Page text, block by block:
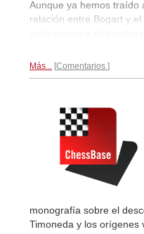
Aunque ya hemos traído
relación entre Bogart y
Más... Comentarios
monografía sobre el
Timoneda y los orígenes